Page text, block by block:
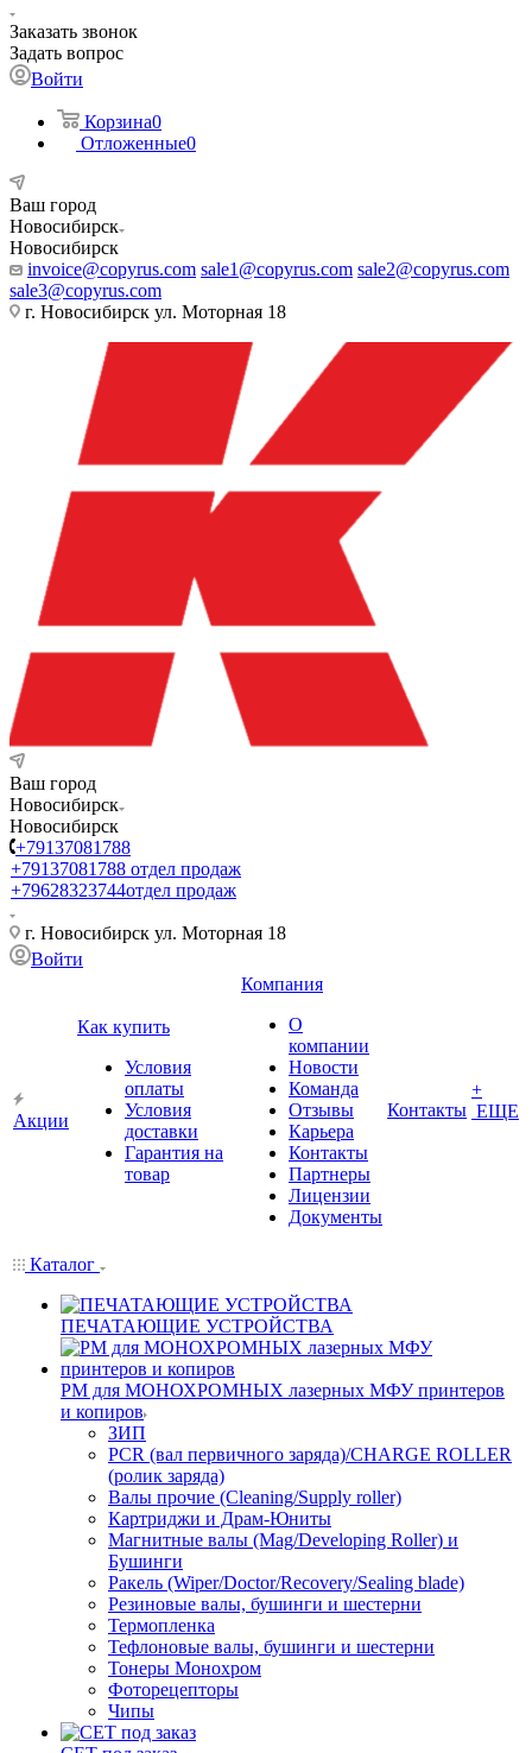
Заказать звонок
Задать вопрос
Войти
Корзина0
Отложенные0
Ваш город
Новосибирск
Новосибирск
invoice@copyrus.com sale1@copyrus.com sale2@copyrus.com
sale3@copyrus.com
г. Новосибирск ул. Моторная 18
Ваш город
Новосибирск
Новосибирск
+79137081788
+79137081788 отдел продаж
+79628323744отдел продаж
г. Новосибирск ул. Моторная 18
Войти
Акции
Как купить
Условия
оплаты
Условия
доставки
Гарантия на
товар
Компания
О
компании
Новости
Команда
Отзывы
Карьера
Контакты
Партнеры
Лицензии
Документы
Контакты
+
ЕЩЕ
Каталог
ПЕЧАТАЮЩИЕ УСТРОЙСТВА
РМ для МОНОХРОМНЫХ лазерных МФУ принтеров
и копиров
ЗИП
PCR (вал первичного заряда)/CHARGE ROLLER
(ролик заряда)
Валы прочие (Cleaning/Supply roller)
Картриджи и Драм-Юниты
Магнитные валы (Mag/Developing Roller) и
Бушинги
Ракель (Wiper/Doctor/Recovery/Sealing blade)
Резиновые валы, бушинги и шестерни
Термопленка
Тефлоновые валы, бушинги и шестерни
Тонеры Монохром
Фоторецепторы
Чипы